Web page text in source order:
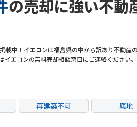
の売却に強い不動
載中！イエコンは福島県の中から訳あり不動産
エコンの無料売却相談窓口にご連絡ください。
再建築不可 底地